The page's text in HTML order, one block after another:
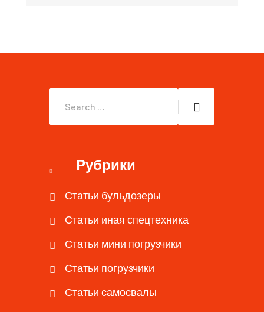
Рубрики
Статьи бульдозеры
Статьи иная спецтехника
Статьи мини погрузчики
Статьи погрузчики
Статьи самосвалы